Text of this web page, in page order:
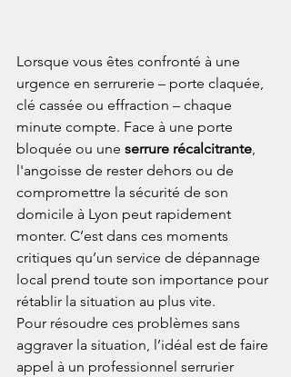
Lorsque vous êtes confronté à une
urgence en serrurerie – porte claquée,
clé cassée ou effraction – chaque
minute compte. Face à une porte
bloquée ou une serrure récalcitrante,
l'angoisse de rester dehors ou de
compromettre la sécurité de son
domicile à Lyon peut rapidement
monter. C’est dans ces moments
critiques qu’un service de dépannage
local prend toute son importance pour
rétablir la situation au plus vite.
Pour résoudre ces problèmes sans
aggraver la situation, l’idéal est de faire
appel à un professionnel serrurier